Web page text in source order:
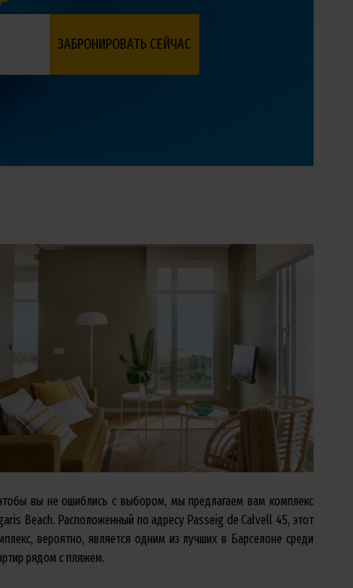
вы не ошиблись с выбором, мы предлагаем вам комплекс
Beach. Расположенный по адресу Passeig de Calvell 45, этот
вероятно, является одним из лучших в Барселоне среди
рядом с пляжем.